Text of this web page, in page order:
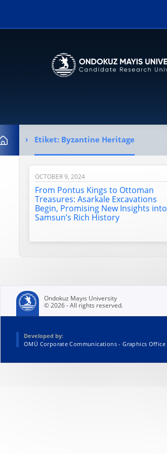
Home
Etiket: Byzantine Heritage
OCTOBER 9, 2024
From Pontus Kings to Ottoman
Treasures: Asarkale Excavations
Begin, Promising New Insights into
Samsun’s Rich History
Ondokuz Mayıs University
© 2026 - All rights reserved.
Developed by:
OMÜ Corporate Communications - Graphics Office